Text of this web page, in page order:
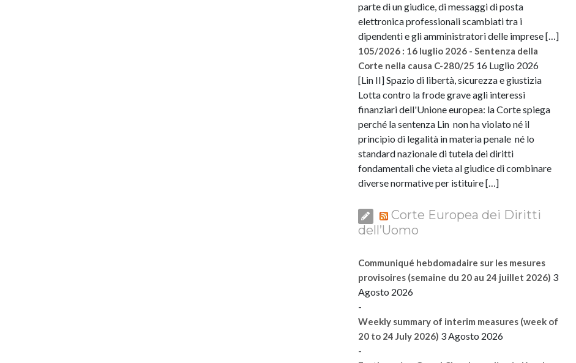
parte di un giudice, di messaggi di posta
elettronica professionali scambiati tra i
dipendenti e gli amministratori delle imprese […]
105/2026 : 16 luglio 2026 - Sentenza della
Corte nella causa C-280/25 16 Luglio 2026
[Lin II] Spazio di libertà, sicurezza e giustizia
Lotta contro la frode grave agli interessi
finanziari dell'Unione europea: la Corte spiega
perché la sentenza Lin non ha violato né il
principio di legalità in materia penale né lo
standard nazionale di tutela dei diritti
fondamentali che vieta al giudice di combinare
diverse normative per istituire […]
Corte Europea dei Diritti
dell’Uomo
Communiqué hebdomadaire sur les mesures
provisoires (semaine du 20 au 24 juillet 2026) 3
Agosto 2026
-
Weekly summary of interim measures (week of
20 to 24 July 2026) 3 Agosto 2026
-